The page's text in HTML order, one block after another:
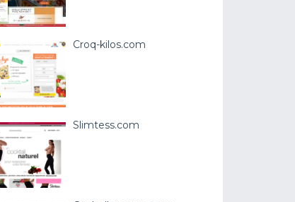
Croq-kilos.com
Slimtess.com